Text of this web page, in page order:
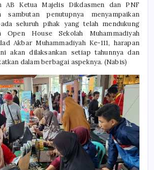
AB Ketua Majelis Dikdasmen dan PNF
sambutan penutupnya menyampaikan
seluruh pihak yang telah mendukung
Open House Sekolah Muhammadiyah
Akbar Muhammadiyah Ke-111, harapan
akan dilaksankan setiap tahunnya dan
dalam berbagai aspeknya. (Nabis)